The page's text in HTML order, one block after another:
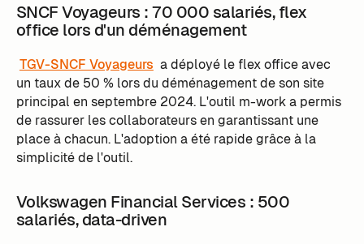
SNCF Voyageurs : 70 000 salariés, flex
office lors d'un déménagement
TGV-SNCF Voyageurs a déployé le flex office avec
un taux de 50 % lors du déménagement de son site
principal en septembre 2024. L'outil m-work a permis
de rassurer les collaborateurs en garantissant une
place à chacun. L'adoption a été rapide grâce à la
simplicité de l'outil.
Volkswagen Financial Services : 500
salariés, data-driven